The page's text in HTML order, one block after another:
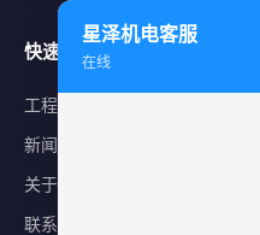
快速导航
工程案例
新闻中心
关于星泽
联系我们
星泽机电客服
在线